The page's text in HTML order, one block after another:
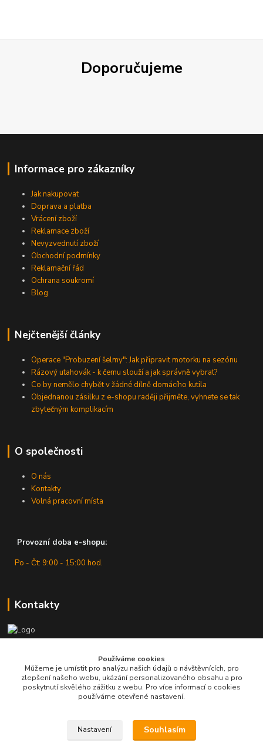
Doporučujeme
Informace pro zákazníky
Jak nakupovat
Doprava a platba
Vrácení zboží
Reklamace zboží
Nevyzvednutí zboží
Obchodní podmínky
Reklamační řád
Ochrana soukromí
Blog
Nejčtenější články
Operace "Probuzení šelmy": Jak připravit motorku na sezónu
Rázový utahovák - k čemu slouží a jak správně vybrat?
Co by nemělo chybět v žádné dílně domácího kutila
Objednanou zásilku z e-shopu raději přijměte, vyhnete se tak
zbytečným komplikacím
O společnosti
O nás
Kontakty
Volná pracovní místa
Provozní doba e-shopu:
Po - Čt: 9:00 - 15:00 hod.
Kontakty
+420 607 430 416
(Po - Čt: 9 - 15 hod.)
info@pro-dilnu.cz
Používáme cookies
Můžeme je umístit pro analýzu našich údajů o návštěvnících, pro
zlepšení našeho webu, ukázání personalizovaného obsahu a pro
poskytnutí skvělého zážitku z webu. Pro více informací o cookies
používáme otevřené nastavení.
Nastavení Souhlasím